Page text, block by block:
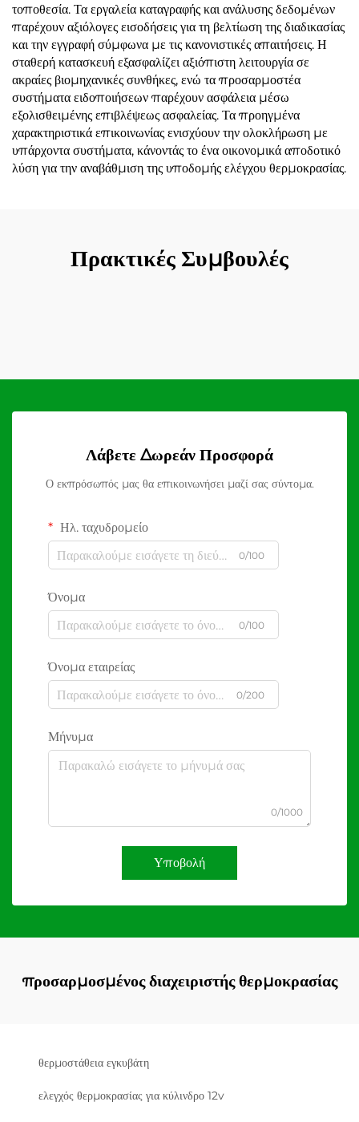
τοποθεσία. Τα εργαλεία καταγραφής και ανάλυσης δεδομένων
παρέχουν αξιόλογες εισοδήσεις για τη βελτίωση της διαδικασίας
και την εγγραφή σύμφωνα με τις κανονιστικές απαιτήσεις. Η
σταθερή κατασκευή εξασφαλίζει αξιόπιστη λειτουργία σε
ακραίες βιομηχανικές συνθήκες, ενώ τα προσαρμοστέα
συστήματα ειδοποιήσεων παρέχουν ασφάλεια μέσω
εξολισθειμένης επιβλέψεως ασφαλείας. Τα προηγμένα
χαρακτηριστικά επικοινωνίας ενισχύουν την ολοκλήρωση με
υπάρχοντα συστήματα, κάνοντάς το ένα οικονομικά αποδοτικό
λύση για την αναβάθμιση της υποδομής ελέγχου θερμοκρασίας.
Πρακτικές Συμβουλές
Λάβετε Δωρεάν Προσφορά
Ο εκπρόσωπός μας θα επικοινωνήσει μαζί σας σύντομα.
Ηλ. ταχυδρομείο
0/100
Όνομα
0/100
Όνομα εταιρείας
0/200
Μήνυμα
0/1000
Υποβολή
προσαρμοσμένος διαχειριστής θερμοκρασίας
θερμοστάθεια εγκυβάτη
ελεγχός θερμοκρασίας για κύλινδρο 12v